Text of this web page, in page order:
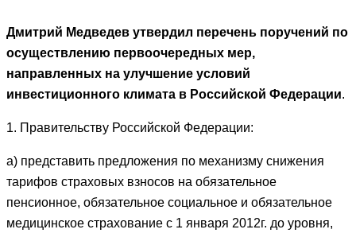
Дмитрий Медведев утвердил перечень поручений по
осуществлению первоочередных мер,
направленных на улучшение условий
инвестиционного климата в Российской Федерации.
1. Правительству Российской Федерации:
а) представить предложения по механизму снижения
тарифов страховых взносов на обязательное
пенсионное, обязательное социальное и обязательное
медицинское страхование с 1 января 2012г. до уровня,